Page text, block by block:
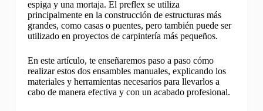
espiga y una mortaja. El preflex se utiliza
principalmente en la construcción de estructuras más
grandes, como casas o puentes, pero también puede ser
utilizado en proyectos de carpintería más pequeños.
En este artículo, te enseñaremos paso a paso cómo
realizar estos dos ensambles manuales, explicando los
materiales y herramientas necesarios para llevarlos a
cabo de manera efectiva y con un acabado profesional.